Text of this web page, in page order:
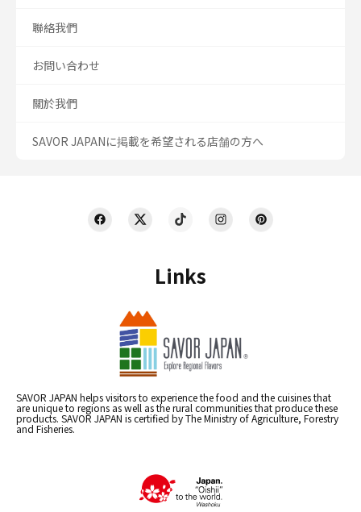
Links
SAVOR JAPAN helps visitors to experience the food and the cuisines that
are unique to regions as well as the rural communities that produce these
products. SAVOR JAPAN is certified by The Ministry of Agriculture, Forestry
and Fisheries.
聯絡我們
お問い合わせ
關於我們
SAVOR JAPANに掲載を希望される店舗の方へ